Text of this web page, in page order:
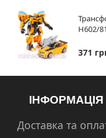
H602/
371
ІНФОРМАЦІЯ
Доставка та